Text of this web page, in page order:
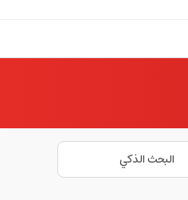
البحث الذكي